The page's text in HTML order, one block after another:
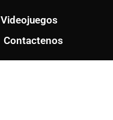
Videojuegos
Contactenos